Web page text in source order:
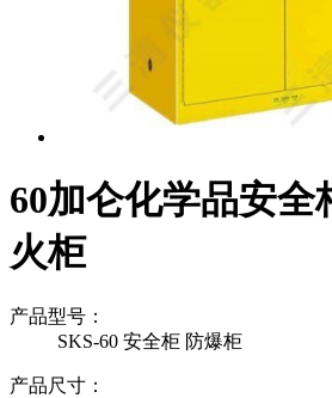
60加仑化学品安全
火柜
产品型号：
SKS-60 安全柜 防爆柜
产品尺寸：